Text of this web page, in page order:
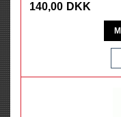
140,00 DKK